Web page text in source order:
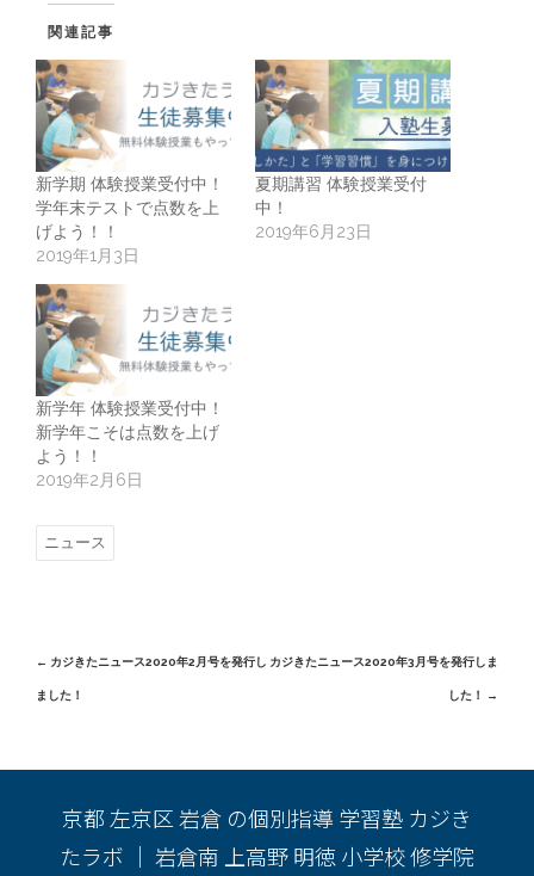
関連記事
新学期 体験授業受付中！
学年末テストで点数を上
げよう！！
2019年1月3日
夏期講習 体験授業受付
中！
2019年6月23日
新学年 体験授業受付中！
新学年こそは点数を上げ
よう！！
2019年2月6日
ニュース
Post
navigation
← カジきたニュース2020年2月号を発行し
ました！
カジきたニュース2020年3月号を発行しま
した！ →
京都 左京区 岩倉 の個別指導 学習塾 カジき
たラボ ｜ 岩倉南 上高野 明徳 小学校 修学院